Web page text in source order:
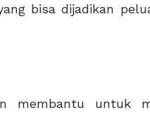
bisa dijadikan
membantu untuk